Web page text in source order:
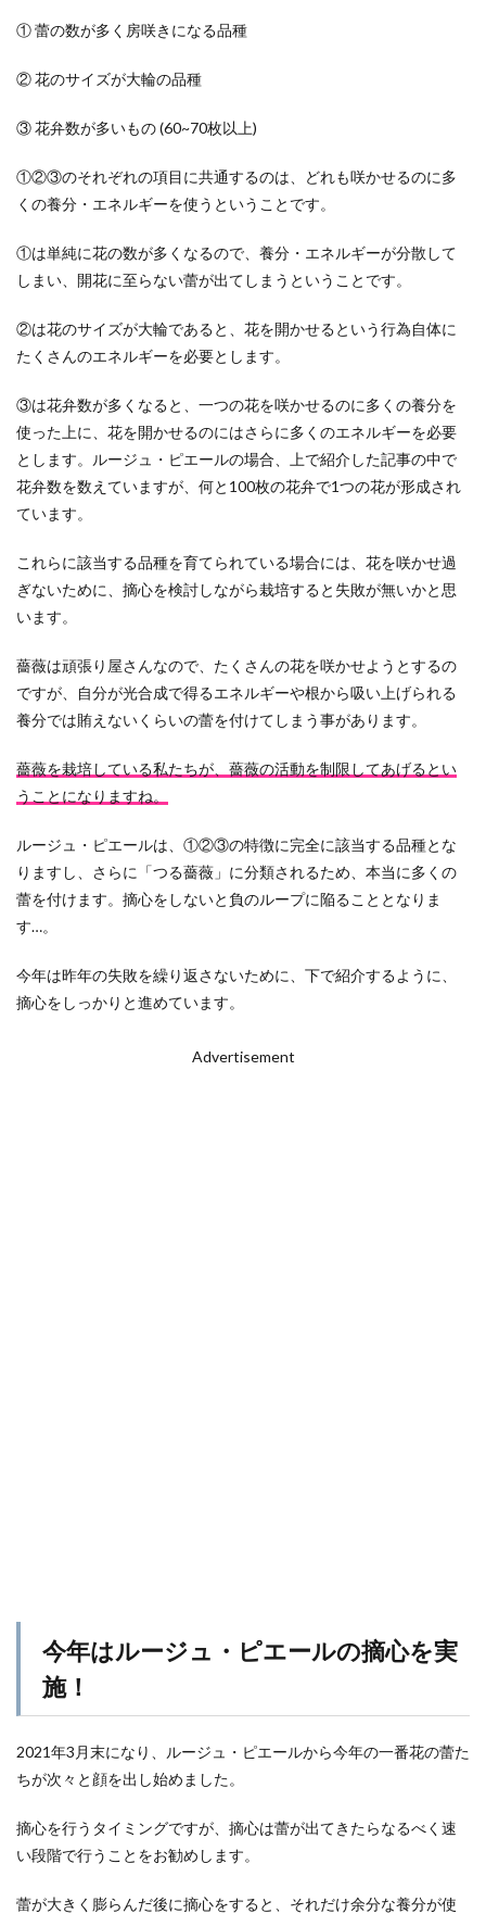
① 蕾の数が多く房咲きになる品種
② 花のサイズが大輪の品種
③ 花弁数が多いもの (60~70枚以上)
①②③のそれぞれの項目に共通するのは、どれも咲かせるのに多
くの養分・エネルギーを使うということです。
①は単純に花の数が多くなるので、養分・エネルギーが分散して
しまい、開花に至らない蕾が出てしまうということです。
②は花のサイズが大輪であると、花を開かせるという行為自体に
たくさんのエネルギーを必要とします。
③は花弁数が多くなると、一つの花を咲かせるのに多くの養分を
使った上に、花を開かせるのにはさらに多くのエネルギーを必要
とします。ルージュ・ピエールの場合、上で紹介した記事の中で
花弁数を数えていますが、何と100枚の花弁で1つの花が形成され
ています。
これらに該当する品種を育てられている場合には、花を咲かせ過
ぎないために、摘心を検討しながら栽培すると失敗が無いかと思
います。
薔薇は頑張り屋さんなので、たくさんの花を咲かせようとするの
ですが、自分が光合成で得るエネルギーや根から吸い上げられる
養分では賄えないくらいの蕾を付けてしまう事があります。
薔薇を栽培している私たちが、薔薇の活動を制限してあげるとい
うことになりますね。
ルージュ・ピエールは、①②③の特徴に完全に該当する品種とな
りますし、さらに「つる薔薇」に分類されるため、本当に多くの
蕾を付けます。摘心をしないと負のループに陥ることとなりま
す…。
今年は昨年の失敗を繰り返さないために、下で紹介するように、
摘心をしっかりと進めています。
Advertisement
今年はルージュ・ピエールの摘心を実
施！
2021年3月末になり、ルージュ・ピエールから今年の一番花の蕾た
ちが次々と顔を出し始めました。
摘心を行うタイミングですが、摘心は蕾が出てきたらなるべく速
い段階で行うことをお勧めします。
蕾が大きく膨らんだ後に摘心をすると、それだけ余分な養分が使